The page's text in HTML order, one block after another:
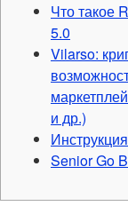
Что такое
5.0
Vilarso:
и др.)
Senior Go